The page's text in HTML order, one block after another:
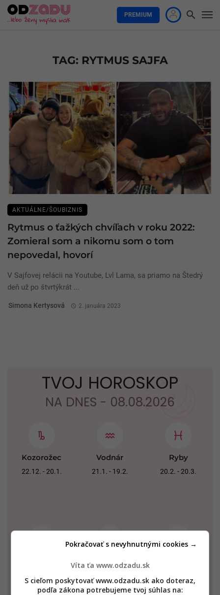
PREMIUM
TAG: RYTMUS SAJFA
AKTUÁLNE/ŠOUBIZNIS
Rytmus o ťažkých chvíľach v roku 2022:
Zomieral som a nikomu som o tom
nepovedal, hovorí
V Sajfovej relácii na Youtube, Lvl Lama, sa priamo na Štedrý
deň už po štvrtýkrát ...
Simona Kertysová 2. januára 2023
TVOJ HOROSKOP
NA DNES - 08.08.2026
Kozorožec
22.12. - 20.1.
Vodnár
21.1. - 19.2.
Ryby
20.2. - 20.3.
Víta ťa www.odzadu.sk
S cieľom poskytovať www.odzadu.sk ako doteraz,
podľa zákona potrebujeme tvoj súhlas na:
Pokračovať s nevyhnutnými cookies →